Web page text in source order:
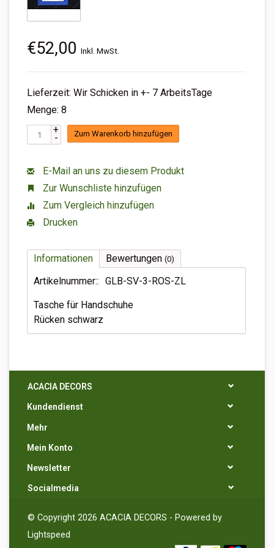
€52,00 Inkl. MwSt.
Lieferzeit: Wir Schicken in +- 7 ArbeitsTage
Menge: 8
+
- Zum Warenkorb hinzufügen
E-Mail an uns zu diesem Produkt
Zur Wunschliste hinzufügen
Zum Vergleich hinzufügen
Drucken
Informationen Bewertungen (0)
Artikelnummer:: GLB-SV-3-ROS-ZL
Tasche für Handschuhe
Rücken schwarz
ACACIA DECORS
Kundendienst
Mehr
Mein Konto
Newsletter
Socialmedia
© Copyright 2026 ACACIA DECORS - Powered by
Lightspeed